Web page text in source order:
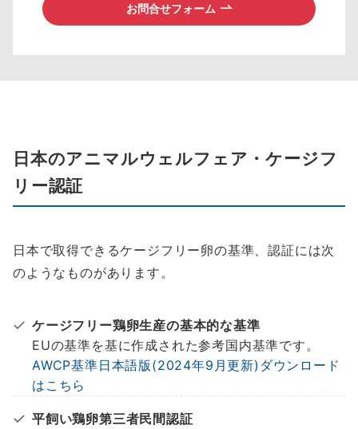
お問合せフォーム
日本のアニマルウェルフェア・ケージフ
リー認証
日本で取得できるケージフリー卵の基準、認証には次
のようなものがあります。
ケージフリー鶏卵生産の基本的な基準
EUの基準を基に作成された参考国内基準です。
AWCP基準日本語版(2024年9月更新)ダウンロード
はこちら
平飼い鶏卵第三者民間認証